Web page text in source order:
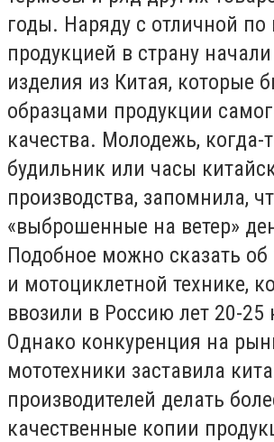
годы. Наряду с отличной по
продукцией в страну
изделия из Китая, которые
образцами продукции
качества. Молодежь, когда-
будильник или часы
производства, запомнила,
«выброшенные на ветер»
Подобное можно сказать
и мотоциклетной технике,
ввозили в Россию лет 20-25
Однако конкуренция на
мототехники заставила
производителей делать
качественные копии